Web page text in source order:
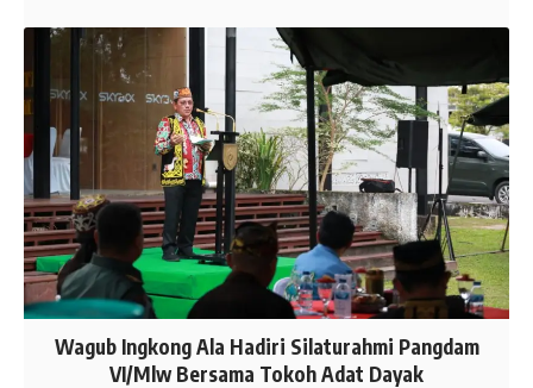
Wagub Ingkong Ala Hadiri Silaturahmi Pangdam
VI/Mlw Bersama Tokoh Adat Dayak